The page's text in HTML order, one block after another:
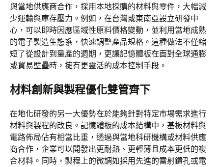
與當地供應商合作，採用本地採購的材料與零件，大幅減
少運輸與庫存壓力。例如，在台灣或東南亞設立研發中
心，可以即時因應區域性原料價格變動，並利用當地成熟
的電子製造生態系，快速調整產品規格。這種做法不僅縮
短了從設計到量產的週期，更讓記憶體板在面對全球通膨
或貿易壁壘時，擁有更靈活的成本控制手段。
材料創新與製程優化雙管齊下
在地化研發的另一大優勢在於能夠針對特定市場需求進行
材料與製程的改良。記憶體板的成本結構中，基板材料與
電路佈局佔有相當比重，透過與當地科研機構或材料供應
商合作，企業可以開發出更耐熱、更輕薄且成本更低的複
合材料。同時，製程上的微調如採用先進的雷射鑽孔或電